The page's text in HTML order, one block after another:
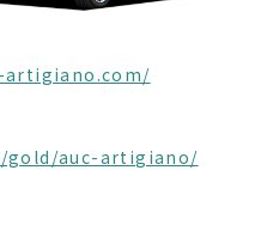
gold/auc-artigiano/